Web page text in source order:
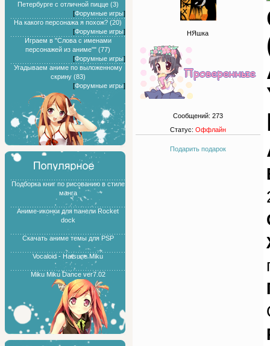
Петербурге с отличной пицце (3)
[Форумные игры]
На какого персонажа я похож? (20)
[Форумные игры]
Играем в "Слова с именами
персонажей из аниме"" (77)
[Форумные игры]
Угадываем аниме по выложенному
скрину (83)
[Форумные игры]
Подборка книг по рисованию в стиле
манга
Аниме-иконки для панели Rocket
dock
Скачать аниме темы для PSP
Vocaloid - Hatsune Miku
Miku Miku Dance ver7.02
НЯшка
Сообщений: 273
Статус: Оффлайн
Подарить подарок